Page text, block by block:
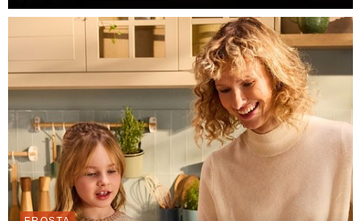
postoczniowego o funkcje rekreacyjne i sportowe. Projekt
wpisuje się w ro...